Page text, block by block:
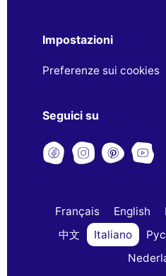
Impostazioni
Preferenze sui cookies
Seguici su
Français English
中文
Italiano